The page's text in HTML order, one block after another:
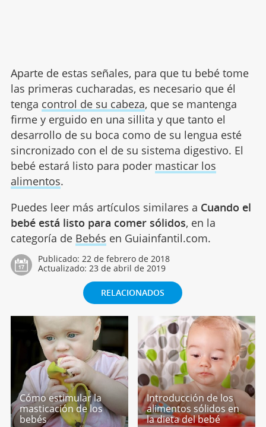
Aparte de estas señales, para que tu bebé tome
las primeras cucharadas, es necesario que él
tenga control de su cabeza, que se mantenga
firme y erguido en una sillita y que tanto el
desarrollo de su boca como de su lengua esté
sincronizado con el de su sistema digestivo. El
bebé estará listo para poder masticar los
alimentos.
Puedes leer más artículos similares a Cuando el
bebé está listo para comer sólidos, en la
categoría de Bebés en Guiainfantil.com.
Publicado: 22 de febrero de 2018
Actualizado: 23 de abril de 2019
RELACIONADOS
Cómo estimular la
masticación de los
bebés
Introducción de los
alimentos sólidos en
la dieta del bebé